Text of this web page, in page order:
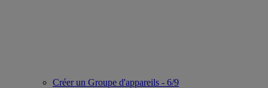
Créer un Groupe d'appareils - 6/9